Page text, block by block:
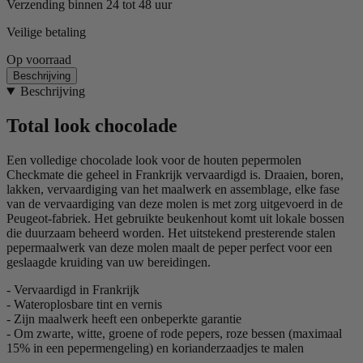
Verzending binnen 24 tot 48 uur
Veilige betaling
Op voorraad
Beschrijving
Beschrijving
Total look chocolade
Een volledige chocolade look voor de houten pepermolen
Checkmate die geheel in Frankrijk vervaardigd is. Draaien, boren,
lakken, vervaardiging van het maalwerk en assemblage, elke fase
van de vervaardiging van deze molen is met zorg uitgevoerd in de
Peugeot-fabriek. Het gebruikte beukenhout komt uit lokale bossen
die duurzaam beheerd worden. Het uitstekend presterende stalen
pepermaalwerk van deze molen maalt de peper perfect voor een
geslaagde kruiding van uw bereidingen.
- Vervaardigd in Frankrijk
- Wateroplosbare tint en vernis
- Zijn maalwerk heeft een onbeperkte garantie
- Om zwarte, witte, groene of rode pepers, roze bessen (maximaal
15% in een pepermengeling) en korianderzaadjes te malen